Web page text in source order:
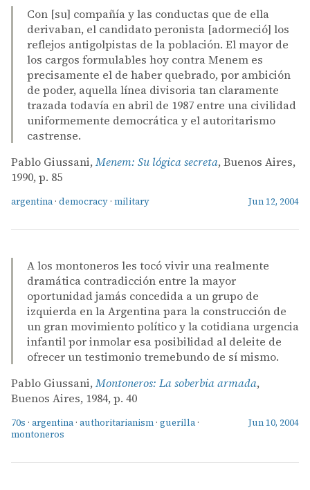
Con [su] compañía y las conductas que de ella
derivaban, el candidato peronista [adormeció] los
reflejos antigolpistas de la población. El mayor de
los cargos formulables hoy contra Menem es
precisamente el de haber quebrado, por ambición
de poder, aquella línea divisoria tan claramente
trazada todavía en abril de 1987 entre una civilidad
uniformemente democrática y el autoritarismo
castrense.
Pablo Giussani,Menem: Su lógica secreta, Buenos Aires,
1990, p. 85
argentina· democracy · military Jun 12, 2004
A los montoneros les tocó vivir una realmente
dramática contradicción entre la mayor
oportunidad jamás concedida a un grupo de
izquierda en la Argentina para la construcción de
un gran movimiento político y la cotidiana urgencia
infantil por inmolar esa posibilidad al deleite de
ofrecer un testimonio tremebundo de sí mismo.
Pablo Giussani,Montoneros: La soberbia armada,
Buenos Aires, 1984, p. 40
70s · argentina· authoritarianism · guerilla·
montoneros
Jun 10, 2004